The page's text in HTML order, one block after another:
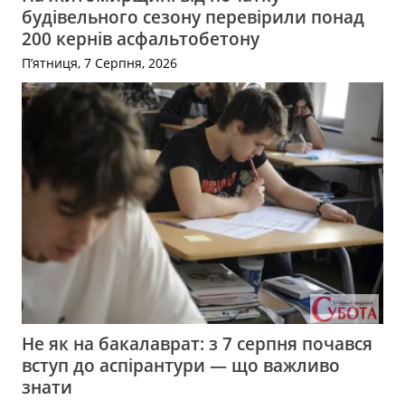
будівельного сезону перевірили понад
200 кернів асфальтобетону
П’ятниця, 7 Серпня, 2026
Не як на бакалаврат: з 7 серпня почався
вступ до аспірантури — що важливо
знати